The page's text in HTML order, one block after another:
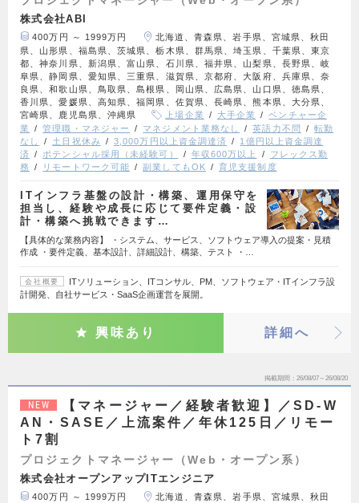
株式会社ABI
400万円 ～ 1999万円
北海道、青森県、岩手県、宮城県、秋田
県、山形県、福島県、茨城県、栃木県、群馬県、埼玉県、千葉県、東京
都、神奈川県、新潟県、富山県、石川県、福井県、山梨県、長野県、岐
阜県、静岡県、愛知県、三重県、滋賀県、京都府、大阪府、兵庫県、奈
良県、和歌山県、鳥取県、島根県、岡山県、広島県、山口県、徳島県、
香川県、愛媛県、高知県、福岡県、佐賀県、長崎県、熊本県、大分県、
宮崎県、鹿児島県、沖縄県
上場企業 大手企業
ベンチャー企
業
管理職・マネジャー マネジメント業務なし 英語力不問
転勤
なし
土日祝休み 3,000万円以上資金調達済
1億円以上資金調達
済
ポテンシャル採用（未経験可） 年収600万以上
フレックス勤
務
リモートワーク可能 副業してもOK 育児支援制度
ITインフラ基盤の設計・構築、運用保守を
担当し、経験や成長に応じて要件定義・設
計・構築へ挑戦できます…
【具体的な業務内容】 ・システム、サービス、ソフトウェア導入の提案・見積
作成 ・要件定義、基本設計、詳細設計、構築、テスト ・…
会社概要
ITソリューション、ITコンサル、PM、ソフトウェア・ITインフラ設
計開発、自社サービス・SaaS企画運営を展開。
興味あり 詳細へ
掲載期間 26/08/07～26/08/20
NEW
【マネージャー／経験者歓迎】／SD-W
AN・SASE／上流案件／年休125日／リモー
ト7割
プロジェクトマネージャー（Web・オープン系）
株式会社オープンアップITエンジニア
400万円 ～ 1999万円
北海道、青森県、岩手県、宮城県、秋田